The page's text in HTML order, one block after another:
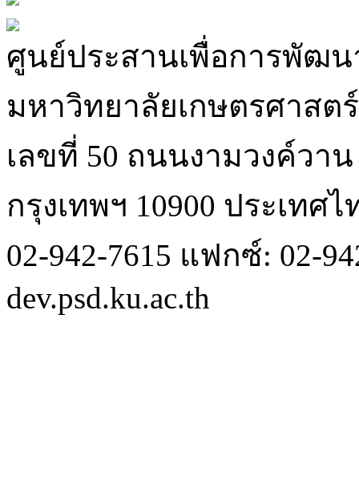
ศูนย์ประสานเพื่อการพัฒน
มหาวิทยาลัยเกษตรศาสต
เลขที่ 50 ถนนงามวงค์วา
กรุงเทพฯ 10900 ประเทศไ
02-942-7615 แฟกซ์: 02-
dev.psd.ku.ac.th